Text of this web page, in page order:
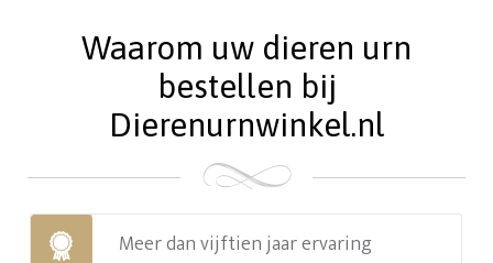
Waarom uw dieren urn
bestellen bij
Dierenurnwinkel.nl
Meer dan vijftien jaar ervaring